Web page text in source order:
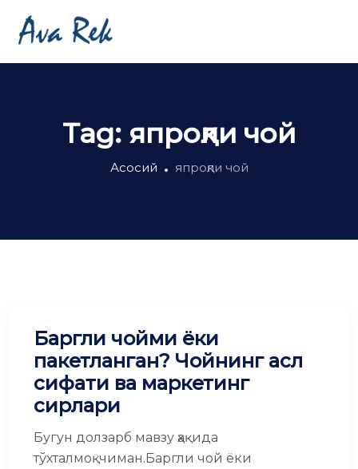
Tag: япроқли чой
Асосий япроқли чой
Баргли чойми ёки
пакетланган? Чойнинг асл
сифати ва маркетинг
сирлари
Бугун долзарб мавзу ҳақида
тўхталмоқчиман.Баргли чой ёки